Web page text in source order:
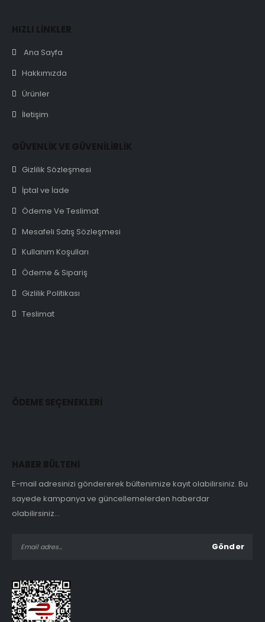
HIZLI LİNKLER
Ana Sayfa
Hakkımızda
Ürünler
İletişim
GÜVENLİK VE GÜVENİLİRLİK
Gizlilik Sözleşmesi
İptal ve İade
Ödeme Ve Teslimat
Mesafeli Satış Sözleşmesi
Kullanım Koşulları
Ödeme & Sipariş
Gizlilik Politikası
Teslimat
ÖDEME SEÇENEKLERİ
HABER BÜLTENİ
E-mail adresinizi göndererek bültenimize kayıt olabilirsiniz. Bu
sayede kampanya ve güncellemelerden haberdar
olabilirsiniz...